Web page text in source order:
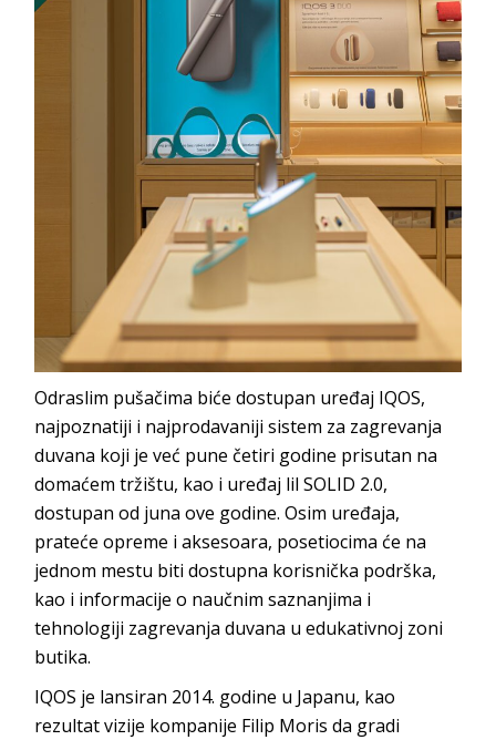
Odraslim pušačima biće dostupan uređaj IQOS,
najpoznatiji i najprodavaniji sistem za zagrevanja
duvana koji je već pune četiri godine prisutan na
domaćem tržištu, kao i uređaj lil SOLID 2.0,
dostupan od juna ove godine. Osim uređaja,
prateće opreme i aksesoara, posetiocima će na
jednom mestu biti dostupna korisnička podrška,
kao i informacije o naučnim saznanjima i
tehnologiji zagrevanja duvana u edukativnoj zoni
butika.
IQOS je lansiran 2014. godine u Japanu, kao
rezultat vizije kompanije Filip Moris da gradi